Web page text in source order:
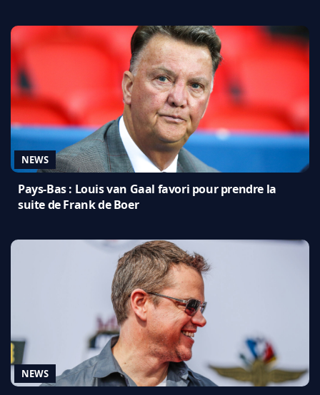
NEWS
Pays-Bas : Louis van Gaal favori pour prendre la
suite de Frank de Boer
NEWS